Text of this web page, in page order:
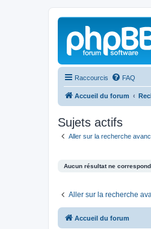
Raccourcis FAQ
Accueil du forum
Sujets actifs
Aller sur la recherche
Aucun résultat ne
Aller sur la recherche
Accueil du forum